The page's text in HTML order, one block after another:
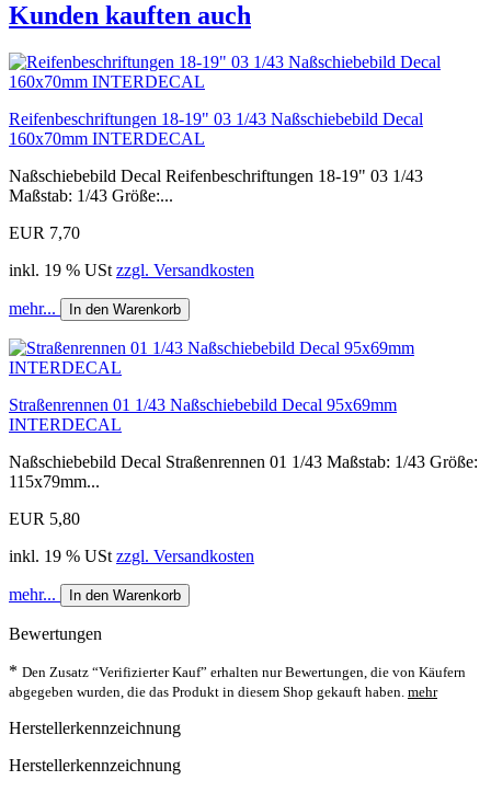
Kunden kauften auch
Reifenbeschriftungen 18-19" 03 1/43 Naßschiebebild Decal
160x70mm INTERDECAL
Naßschiebebild Decal Reifenbeschriftungen 18-19" 03 1/43
Maßstab: 1/43 Größe:...
EUR 7,70
inkl. 19 % USt zzgl. Versandkosten
mehr... In den Warenkorb
Straßenrennen 01 1/43 Naßschiebebild Decal 95x69mm
INTERDECAL
Naßschiebebild Decal Straßenrennen 01 1/43 Maßstab: 1/43 Größe:
115x79mm...
EUR 5,80
inkl. 19 % USt zzgl. Versandkosten
mehr... In den Warenkorb
Bewertungen
* Den Zusatz “Verifizierter Kauf” erhalten nur Bewertungen, die von Käufern
abgegeben wurden, die das Produkt in diesem Shop gekauft haben. mehr
Herstellerkennzeichnung
Herstellerkennzeichnung